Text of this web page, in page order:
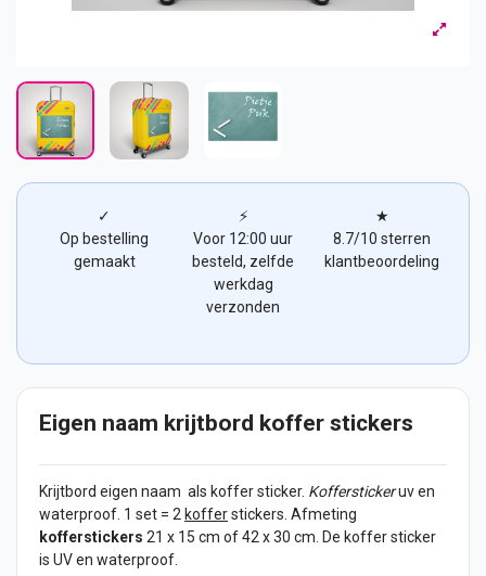
✓
Op bestelling
gemaakt
⚡
Voor 12:00 uur
besteld, zelfde
werkdag
verzonden
★
8.7/10 sterren
klantbeoordeling
Eigen naam krijtbord koffer stickers
Krijtbord eigen naam als koffersticker. Kofferstickeruv en
waterproof. 1 set = 2 kofferstickers . Afmeting
kofferstickers 21 x 15 cm of 42 x 30 cm. De koffer sticker
is UV en waterproof.